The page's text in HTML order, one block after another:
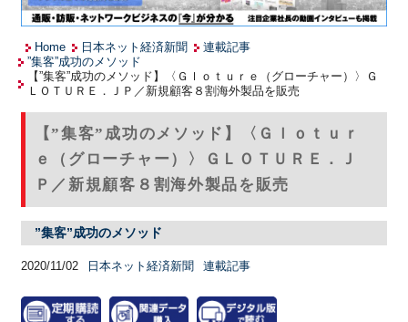
Home 日本ネット経済新聞
連載記事
”集客”成功のメソッド
【”集客”成功のメソッド】〈Ｇｌｏｔｕｒｅ（グローチャー）〉Ｇ
ＬＯＴＵＲＥ．ＪＰ／新規顧客８割海外製品を販売
【”集客”成功のメソッド】〈Ｇｌｏｔｕｒ
ｅ（グローチャー）〉ＧＬＯＴＵＲＥ．Ｊ
Ｐ／新規顧客８割海外製品を販売
”集客”成功のメソッド
2020/11/02 日本ネット経済新聞 連載記事